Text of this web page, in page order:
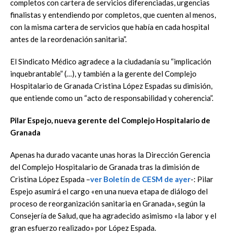
completos con cartera de servicios diferenciadas, urgencias
finalistas y entendiendo por completos, que cuenten al menos,
con la misma cartera de servicios que había en cada hospital
antes de la reordenación sanitaria”.
El Sindicato Médico agradece a la ciudadanía su “implicación
inquebrantable” (…), y también a la gerente del Complejo
Hospitalario de Granada Cristina López Espadas su dimisión,
que entiende como un “acto de responsabilidad y coherencia”.
Pilar Espejo, nueva gerente del Complejo Hospitalario de
Granada
Apenas ha durado vacante unas horas la Dirección Gerencia
del Complejo Hospitalario de Granada tras la dimisión de
Cristina López Espada –ver Boletín de CESM de ayer-: Pilar
Espejo asumirá el cargo «en una nueva etapa de diálogo del
proceso de reorganización sanitaria en Granada», según la
Consejería de Salud, que ha agradecido asimismo «la labor y el
gran esfuerzo realizado» por López Espada.